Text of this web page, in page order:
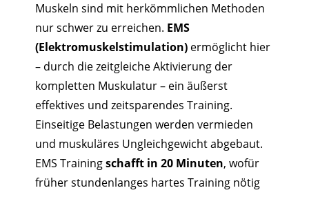
Muskeln sind mit herkömmlichen Methoden
nur schwer zu erreichen. EMS
(Elektromuskelstimulation) ermöglicht hier
– durch die zeitgleiche Aktivierung der
kompletten Muskulatur – ein äußerst
effektives und zeitsparendes Training.
Einseitige Belastungen werden vermieden
und muskuläres Ungleichgewicht abgebaut.
EMS Trainingschafft in 20 Minuten, wofür
früher stundenlanges hartes Training nötig